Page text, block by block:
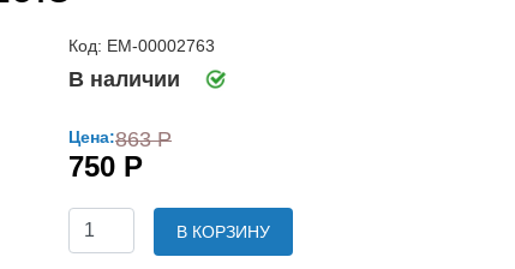
Код: ЕМ-00002763
В наличии
Цена:863 Р
750 Р
В КОРЗИНУ